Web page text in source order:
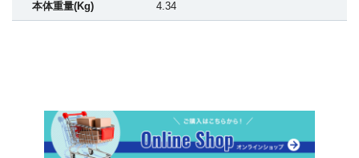
本体重量(Kg) 4.34